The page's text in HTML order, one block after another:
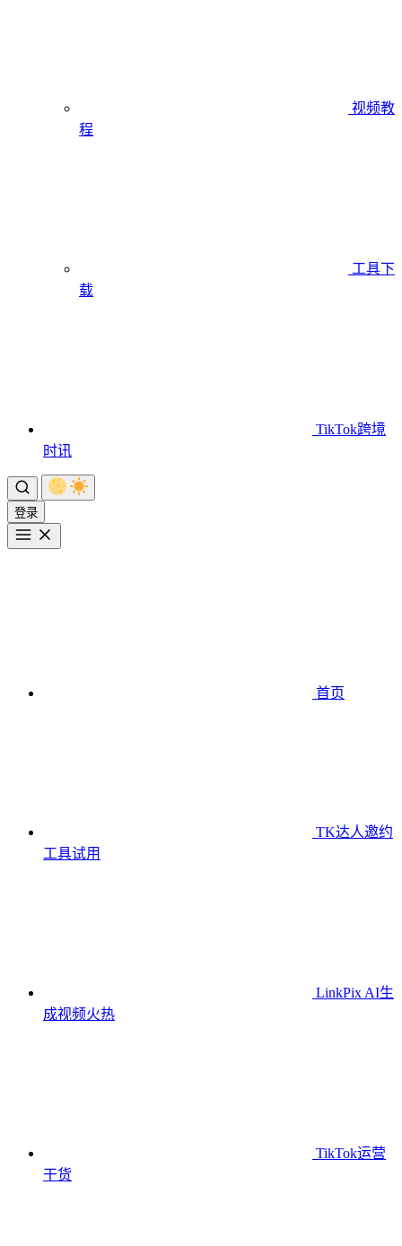
视频教
程
工具下
载
TikTok跨境
时讯
登录
首页
TK达人邀约
工具试用
LinkPix AI生
成视频火热
TikTok运营
干货